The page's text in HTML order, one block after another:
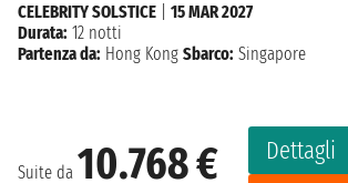
Suite da 10.768 € Dettagli
CELEBRITY SOLSTICE
15 MAR 2027
Durata: 12 notti
Partenza da: Hong Kong Sbarco: Singapore